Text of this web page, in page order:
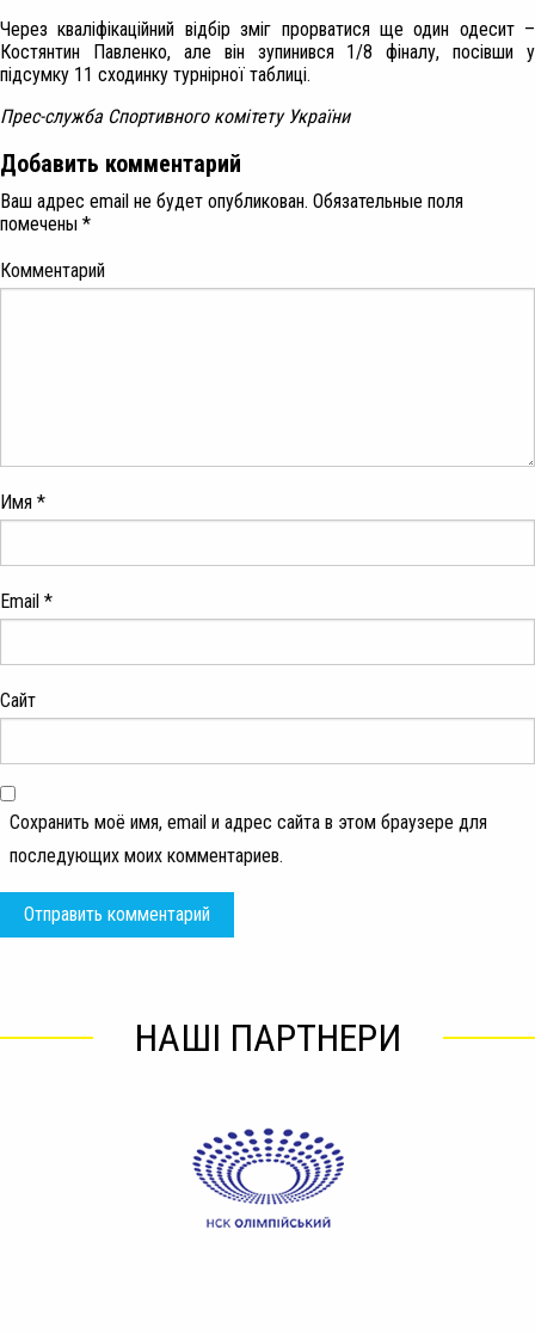
Через кваліфікаційний відбір зміг прорватися ще один одесит –
Костянтин Павленко, але він зупинився 1/8 фіналу, посівши у
підсумку 11 сходинку турнірної таблиці.
Прес-служба Спортивного комітету України
Добавить комментарий
Ваш адрес email не будет опубликован. Обязательные поля
помечены *
Комментарий
Имя *
Email *
Сайт
Сохранить моё имя, email и адрес сайта в этом браузере для
последующих моих комментариев.
НАШІ ПАРТНЕРИ